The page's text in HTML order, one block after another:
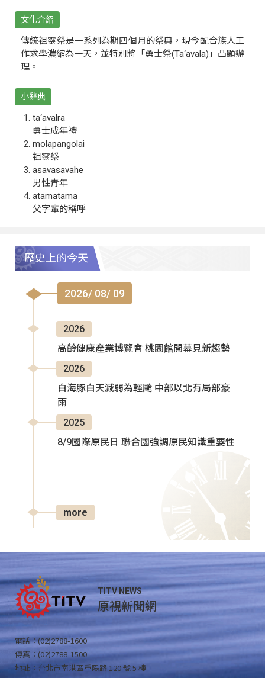
文化介紹
傳統祖靈祭是一系列為期四個月的祭典，現今配合族人工
作求學濃縮為一天，並特別將「勇士祭(Ta‘avala)」凸顯辦
理。
小辭典
ta‘avalra
勇士成年禮
molapangolai
祖靈祭
asavasavahe
男性青年
atamatama
父字輩的稱呼
歷史上的今天
2026/ 08/ 09
2026
高齡健康產業博覽會 桃園館開幕見新趨勢
2026
白海豚白天減弱為輕颱 中部以北有局部豪
雨
2025
8/9國際原民日 聯合國強調原民知識重要性
more
TITV NEWS
原視新聞網
電話：(02)2788-1600
傳真：(02)2788-1500
地址：台北市南港區重陽路 120 號 5 樓